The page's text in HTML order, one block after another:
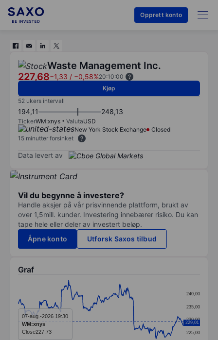
Opprett konto
Waste Management Inc.
227,68−1,33 / −0,58%20:10:00
Kjøp
52 ukers intervall
194,11 248,13
TickerWM:xnys ValutaUSD
New York Stock Exchange
Closed
15 minutter forsinket
Data levert av
Vil du begynne å investere?
Handle aksjer på vår prisvinnende plattform, brukt av
over 1,5mill. kunder. Investering innebærer risiko. Du kan
tape hele eller deler av investert beløp.
Åpne konto
Utforsk Saxos tilbud
Graf
Line chart with 299 data points.
The chart has 1 X axis displaying categories.
The chart has 1 Y axis displaying values. Data225,00
230,00
235,00
240,00
229,01
07-aug.-2026 19:30
WM:xnys
Close227,73